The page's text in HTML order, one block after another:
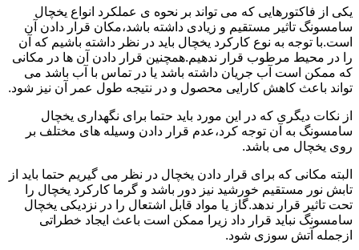
یکی از فاکتورهایی که می تواند بر نحوه ی عملکرد انواع یخچال
سامسونگ تاثیر مستقیم و زیادی داشته باشد،مکان قرار دادن آن
است.با توجه به نوع کارکرد یخچال باید در نظر داشته باشیم که آن
را در محیط مرطوب قرار ندهیم.همچنین قرار دادن آن ها در مکانی
که ممکن است آب جریان داشته باشد یا در تماس با آب باشد می
تواند باعث کاهش کارایی محصول و در نتیجه طول عمر آن نیز شود.
از نکات دیگری که در این مورد باید حتما برای نگهداری یخچال
سامسونگ به آن توجه کرد،عدم قرار دادن وسیله های مختلف بر
روی یخچال می باشد.
البته مکانی که برای قرار دادن یخچال در نظر می گیریم حتما باید از
تابش نور مستقیم خورشید نیز دور باشد و گرما کارکرد یخچال را
تحت تاثیر قرار ندهد.گاز یا مواد قابل اشتعال را در نزدیکی یخچال
سامسونگ نباید قرار داد زیرا ممکن است باعث ایجاد خطراتی
ازجمله آتش سوزی شود.